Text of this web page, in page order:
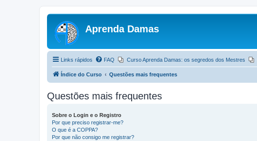
Aprenda Damas
Links rápidos FAQ Curso Aprenda Damas: os segredos dos Mestres
Índice do Curso Questões mais frequentes
Questões mais frequentes
Sobre o Login e o Registro
Por que preciso registrar-me?
O que é a COPPA?
Por que não consigo me registrar?